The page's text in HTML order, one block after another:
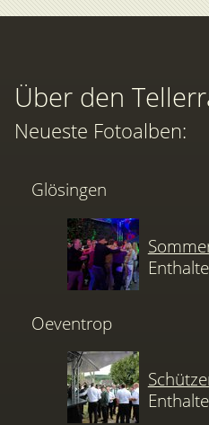
Über den
Neueste Fotoalben:
Glösingen
Oeventrop